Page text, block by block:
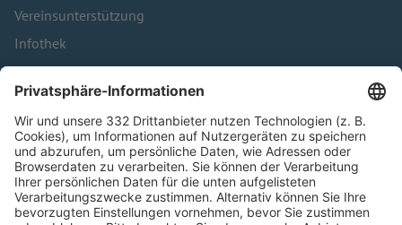
Vereinsunterstützung
Infothek
Kontakt
HÄUFIG BESUCHTE SEITEN
Pässe und Vereinswechsel
Trainerausbildung
Schulungsangebot Vereinsmitarbeiter